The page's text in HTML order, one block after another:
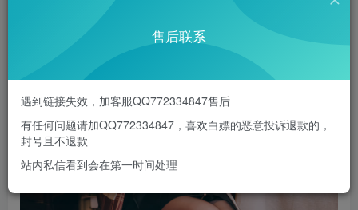
售后联系
遇到链接失效，加客服QQ772334847售后
有任何问题请加QQ772334847，喜欢白嫖的恶意投诉退款的，
封号且不退款
站内私信看到会在第一时间处理